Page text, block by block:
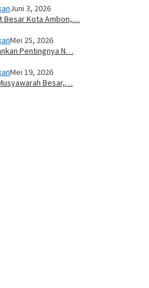
Juni 3, 2026
Besar Kota Ambon,…
Mei 25, 2026
Pentingnya N…
Mei 19, 2026
Besar,…